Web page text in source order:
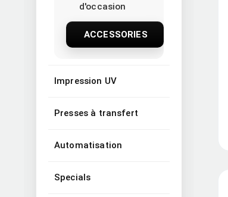
d'occasion
ACCESSORIES
Impression UV
Presses à transfert
Automatisation
Specials